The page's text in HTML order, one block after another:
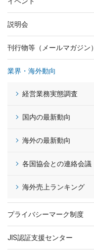
説明会
刊行物等（メールマガジン）
業界・海外動向
経営業務実態調査
国内の最新動向
海外の最新動向
各国協会との連絡会議
海外売上ランキング
プライバシーマーク制度
JIS認証支援センター